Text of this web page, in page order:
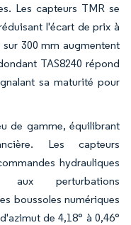
Les capteurs TMR se
l'écart de prix à
300 mm augmentent
TAS8240 répond
sa maturité pour
de gamme, équilibrant
Les capteurs
hydrauliques
aux perturbations
boussoles numériques
de 4,18° à 0,46°